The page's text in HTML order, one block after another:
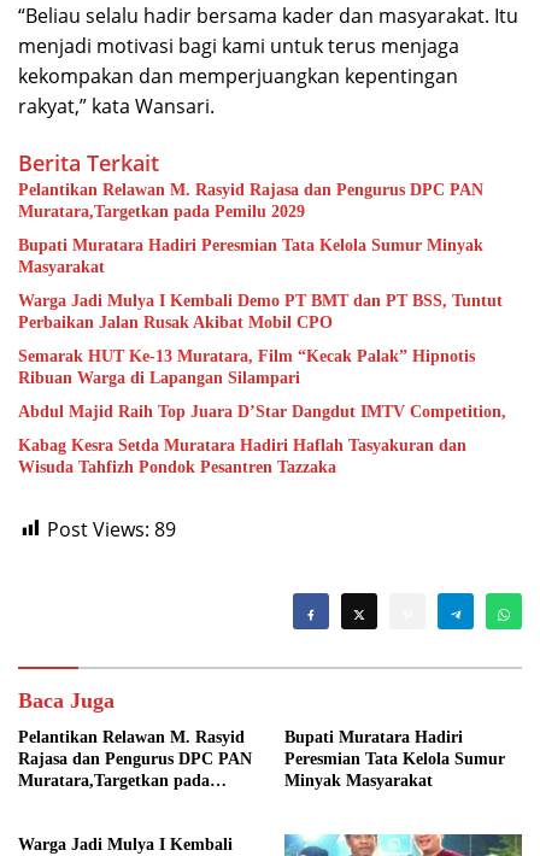
“Beliau selalu hadir bersama kader dan masyarakat. Itu
menjadi motivasi bagi kami untuk terus menjaga
kekompakan dan memperjuangkan kepentingan
rakyat,” kata Wansari.
Berita Terkait
Pelantikan Relawan M. Rasyid Rajasa dan Pengurus DPC PAN
Muratara,Targetkan pada Pemilu 2029
Bupati Muratara Hadiri Peresmian Tata Kelola Sumur Minyak
Masyarakat
Warga Jadi Mulya I Kembali Demo PT BMT dan PT BSS, Tuntut
Perbaikan Jalan Rusak Akibat Mobil CPO
Semarak HUT Ke-13 Muratara, Film “Kecak Palak” Hipnotis
Ribuan Warga di Lapangan Silampari
Abdul Majid Raih Top Juara D’Star Dangdut IMTV Competition,
Kabag Kesra Setda Muratara Hadiri Haflah Tasyakuran dan
Wisuda Tahfizh Pondok Pesantren Tazzaka
Post Views: 89
Baca Juga
Pelantikan Relawan M. Rasyid
Rajasa dan Pengurus DPC PAN
Muratara,Targetkan pada
Bupati Muratara Hadiri
Peresmian Tata Kelola Sumur
Minyak Masyarakat
Warga Jadi Mulya I Kembali